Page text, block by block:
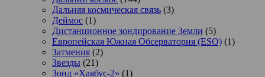
Дальняя космическая связь (3)
Деймос (1)
Дистанционное зондирование Земли (5)
Европейская Южная Обсерватория (ESO) (1)
Затмения (2)
Звезды (21)
Зонд «Хаябус-2» (1)